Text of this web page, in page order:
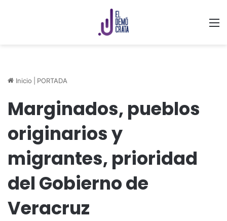
Inicio PORTADA
Marginados, pueblos
originarios y
migrantes, prioridad
del Gobierno de
Veracruz